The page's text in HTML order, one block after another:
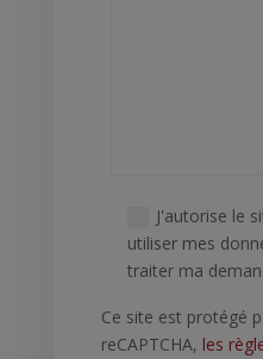
J'autorise le
utiliser mes
traiter ma
Ce site est protégé
reCAPTCHA, les